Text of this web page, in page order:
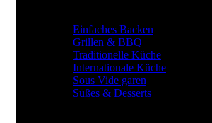
Einfaches Backen
Grillen & BBQ
Traditionelle Küche
Internationale Küche
Sous Vide garen
Süßes & Desserts